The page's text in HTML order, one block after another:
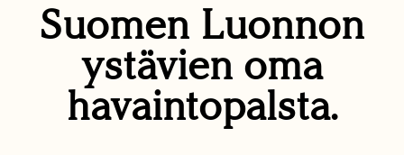
Suomen Luonnon
ystävien oma
havaintopalsta.